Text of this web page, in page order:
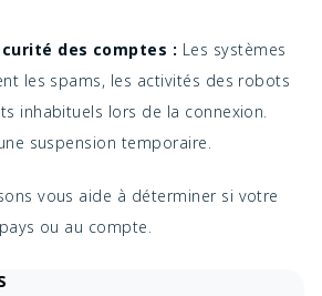
des comptes : Les systèmes
les spams, les activités des robots
inhabituels lors de la connexion.
suspension temporaire.
vous aide à déterminer si votre
ou au compte.